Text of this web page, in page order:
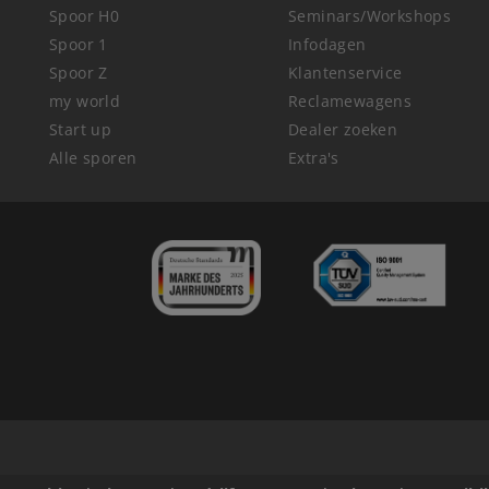
Spoor H0
Spoor 1
Spoor Z
my world
Start up
Alle sporen
Seminars/Workshops
Infodagen
Klantenservice
Reclamewagens
Dealer zoeken
Extra's